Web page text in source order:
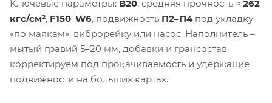
Ключевые параметры: B20, средняя прочность ≈ 262
кгс/см², F150, W6, подвижность П2–П4под укладку
«по маякам», виброрейку или насос. Наполнитель –
мытый гравий 5–20 мм, добавки и грансостав
корректируем под прокачиваемость и удержание
подвижности на больших картах.